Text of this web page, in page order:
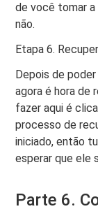
de você tomar
não.
Etapa 6.
Depois de
agora é hora de
fazer aqui é
processo de
iniciado, então
esperar que ele
Parte 6.